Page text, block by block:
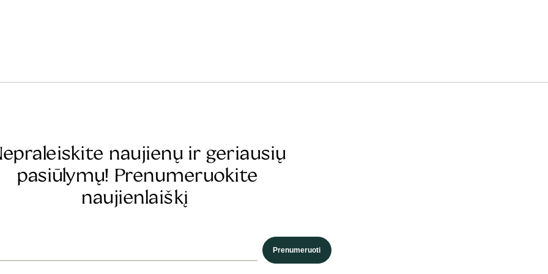
naujienų ir geriausių
pasiūlymų! Prenumeruokite
naujienlaiškį
Prenumeruoti